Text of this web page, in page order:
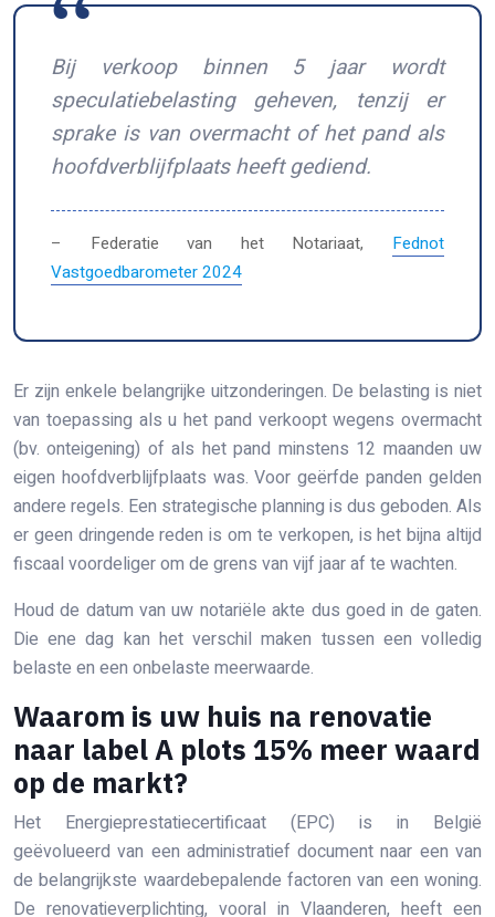
Bij verkoop binnen 5 jaar wordt
speculatiebelasting geheven, tenzij er
sprake is van overmacht of het pand als
hoofdverblijfplaats heeft gediend.
– Federatie van het Notariaat, Fednot
Vastgoedbarometer 2024
Er zijn enkele belangrijke uitzonderingen. De belasting is niet
van toepassing als u het pand verkoopt wegens overmacht
(bv. onteigening) of als het pand minstens 12 maanden uw
eigen hoofdverblijfplaats was. Voor geërfde panden gelden
andere regels. Een strategische planning is dus geboden. Als
er geen dringende reden is om te verkopen, is het bijna altijd
fiscaal voordeliger om de grens van vijf jaar af te wachten.
Houd de datum van uw notariële akte dus goed in de gaten.
Die ene dag kan het verschil maken tussen een volledig
belaste en een onbelaste meerwaarde.
Waarom is uw huis na renovatie
naar label A plots 15% meer waard
op de markt?
Het Energieprestatiecertificaat (EPC) is in België
geëvolueerd van een administratief document naar een van
de belangrijkste waardebepalende factoren van een woning.
De renovatieverplichting, vooral in Vlaanderen, heeft een